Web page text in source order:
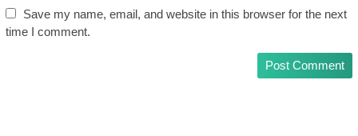
Save my name, email, and website in this browser for the next
time I comment.